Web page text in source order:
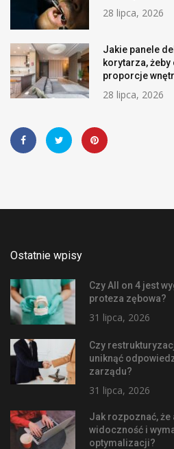
28 lipca, 2026
Jakie panele
korytarza,
proporcje
28 lipca, 2026
Ostatnie wpisy
Czy All on 4 jest
proteza zębowa?
31 lipca, 2026
Czy
uniknąć
zarządu?
31 lipca, 2026
Jak rozpoznać, że
widoczność i
optymalizacji?